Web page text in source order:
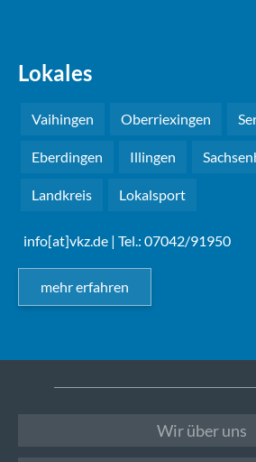
Lokales
Vaihingen Oberriexingen
Eberdingen Illingen
Landkreis Lokalsport
info[at]vkz.de | Tel.: 07042/91950
mehr erfahren
Wir über uns